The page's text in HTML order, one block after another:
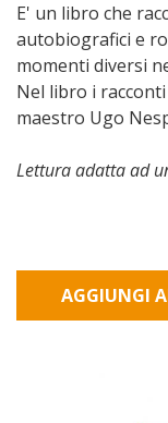
E' un libro che
autobiografici e
momenti diversi
Nel libro i
maestro Ugo
Lettura adatta ad
AGGIUNGI